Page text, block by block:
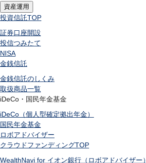
資産運用
投資信託TOP
証券口座開設
投信つみたて
NISA
金銭信託
金銭信託のしくみ
取扱商品一覧
iDeCo・国民年金基金
iDeCo（個人型確定拠出年金）
国民年金基金
ロボアドバイザー
クラウドファンディングTOP
WealthNavi for イオン銀行（ロボアドバイザー）